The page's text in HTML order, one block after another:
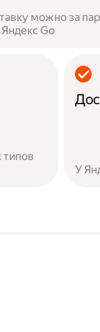
можно за
Go
типов
У